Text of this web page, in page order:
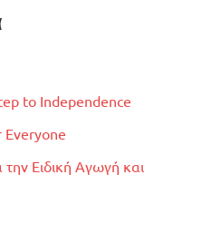
to Independence
Ειδική Αγωγή και